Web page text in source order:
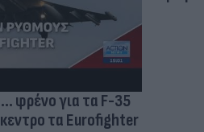
φρένο για τα F-35
τα Eurofighter